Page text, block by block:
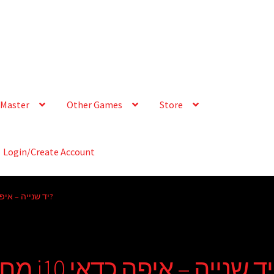
Other Games Store
Login/Create Account
Reply To: מחפש יונדאי i10 יד שנייה – איפה כדאי לחפש?